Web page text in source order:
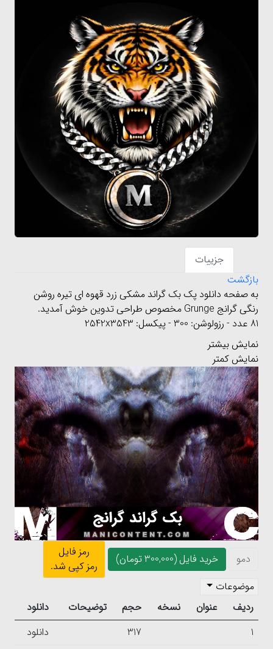
جزییات
بازگشت
به صفحه دانلود پک بک گراند مشکی زرد قهوه ای تیره روشن
رنگی گرانج Grunge مخصوص طراحی تدوین خوش آمدید.
81 عدد - رزولوشن: 300 - پیکسل: 2542x3543
نمایش بیشتر
نمایش کمتر
دمو خرید فایل (300,000 تومان)
رمز فایل
رمز کپی شد.
موضوعات
ردیف
عنوان نسخه حجم توضیحات
دانلود
1
317 دانلود